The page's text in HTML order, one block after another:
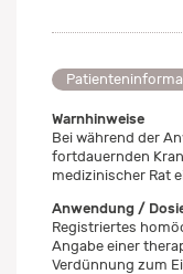
Warnhinweise
Bei während der
fortdauernden
medizinischer Rat
Anwendung /
Registriertes
Angabe einer
Verdünnung zum